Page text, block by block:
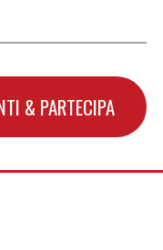
& PARTECIPA